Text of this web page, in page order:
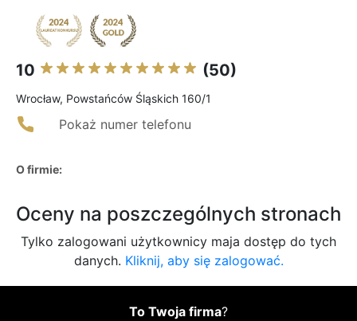
10 (50)
Wrocław, Powstańców Śląskich 160/1
Pokaż numer telefonu
O firmie:
Oceny na poszczególnych stronach
Tylko zalogowani użytkownicy maja dostęp do tych
danych. Kliknij, aby się zalogować.
To Twoja firma?